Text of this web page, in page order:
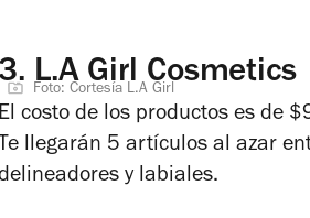
3. L.A Girl Cosmetics
Foto: Cortesía L.A Girl
El costo de los productos es de
Te llegarán 5 artículos al azar
y labiales.